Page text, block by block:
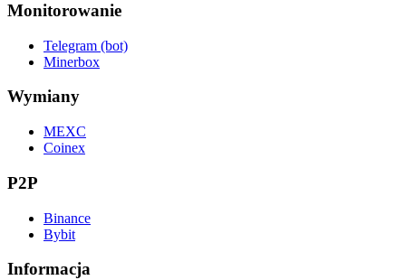
Monitorowanie
Telegram (bot)
Minerbox
Wymiany
MEXC
Coinex
P2P
Binance
Bybit
Informacja